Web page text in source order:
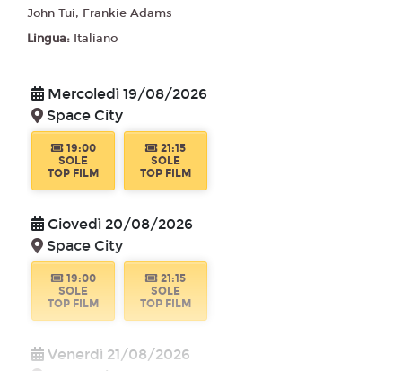
TOP FILM
TOP FILM
John Tui, Frankie Adams
Lingua: Italiano
Mercoledì 19/08/2026
Space City
19:00
SOLE
TOP FILM
21:15
SOLE
TOP FILM
Giovedì 20/08/2026
Space City
19:00
SOLE
TOP FILM
21:15
SOLE
TOP FILM
Venerdì 21/08/2026